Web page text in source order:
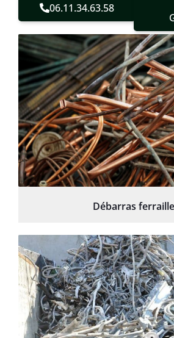
06.11.34.63.58
Débarras ferraille